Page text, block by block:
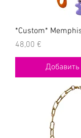
*Custom*
Цена
48,00 €